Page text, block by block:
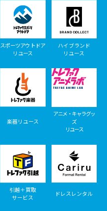
スポーツアウトドア
リユース
ハイブランド
リユース
楽器リユース
アニメ・キャラグッ
ズ
リユース
引越＋買取
サービス
ドレスレンタル